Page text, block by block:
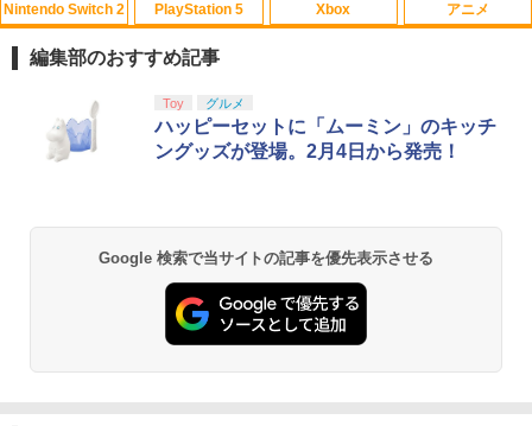
1
アンサー PS5コントローラ用 プレイアッ
プボタンセット(ブラック)(ANS-PSV003
BK) 取り寄せ商品【期間数量限定】
￥1,049
s5 Pro/Ps5 対応 プレイステーション5 P
￥1,698
1 【中古】ぷよぷよ通 決定盤
￥358
【中古】グランツーリスモ4
Nintendo Switch 2
スプラトゥーン レイダース|オンライン
コード版
スプラトゥーン レイダース -Switch2
￥6,449
PlayStation 5
PlayStation 5 デジタル・エディション
日本語専用 Console Language: Japan
ese only (CFI-2200B01)
プロダクトコード 封入
Xbox
【純正品】Xbox ワイヤレス コントロー
ラー + USB-C® ケーブル
【純正品】Xbox ワイヤレス コントロー
￥7,681
アニメ
劇場版「鬼滅の刃」無限城編 第一章 猗
窩座再来 通常版 [Blu-ray]
劇場版「鬼滅の刃」無限城編 第一章 猗
窩座再来 通常版 [DVD]
￥3,523
編集部のおすすめ記事
Toy グルメ
ハッピーセットに「ムーミン」のキッチ
ングッズが登場。2月4日から発売！
Google 検索で当サイトの記事を優先表示させる